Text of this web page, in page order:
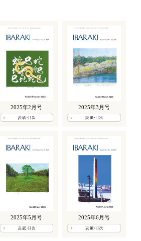
2025年2月号 2025年3月号
2025年5月号 2025年6月号